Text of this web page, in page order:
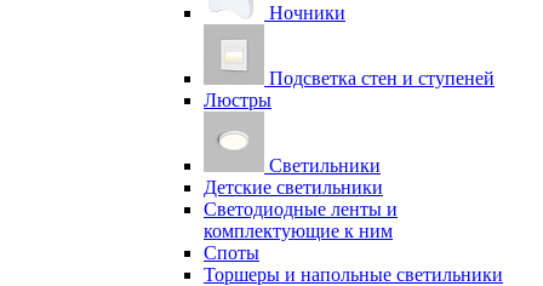
Ночники
Подсветка стен и ступеней
Люстры
Светильники
Детские светильники
Светодиодные ленты и
комплектующие к ним
Споты
Торшеры и напольные светильники